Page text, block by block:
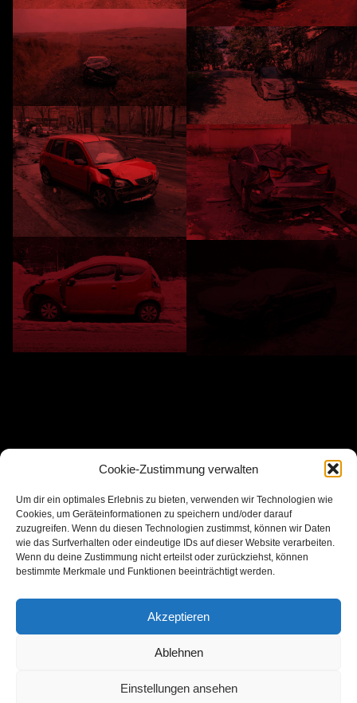
Cookie-Zustimmung verwalten
Um dir ein optimales Erlebnis zu bieten, verwenden wir Technologien wie
Cookies, um Geräteinformationen zu speichern und/oder darauf
zuzugreifen. Wenn du diesen Technologien zustimmst, können wir Daten
wie das Surfverhalten oder eindeutige IDs auf dieser Website verarbeiten.
Wenn du deine Zustimmung nicht erteilst oder zurückziehst, können
bestimmte Merkmale und Funktionen beeinträchtigt werden.
Akzeptieren
Ablehnen
Einstellungen ansehen